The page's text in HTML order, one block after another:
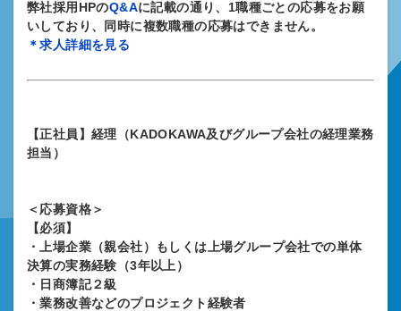
弊社採用HPのQ&Aに記載の通り、1職種ごとの応募をお願
いしており、同時に複数職種の応募はできません。
＊求人詳細を見る
【正社員】経理（KADOKAWA及びグループ会社の経理業務
担当）
＜応募資格＞
【必須】
・上場企業（親会社）もしくは上場グループ会社での単体
決算の実務経験（3年以上）
・日商簿記２級
・業務改善などのプロジェクト経験者